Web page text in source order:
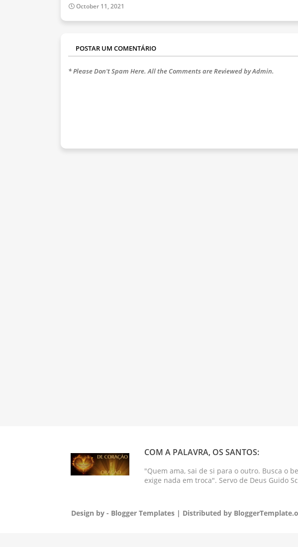
October 11, 2021
POSTAR UM COMENTÁRIO
* Please Don't Spam Here. All the Comments are Reviewed by Admin.
COM A PALAVRA, OS SANTOS:
"Quem ama, sai de si para o outro. Busca o
exige nada em troca". Servo de Deus Guido
Design by - Blogger Templates | Distributed by